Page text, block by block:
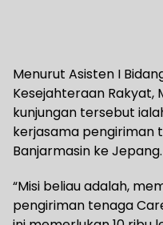
Menurut Asisten I
Kesejahteraan Rakyat,
kunjungan tersebut
kerjasama pengiriman
Banjarmasin ke Jepang.
“Misi beliau adalah,
pengiriman tenaga